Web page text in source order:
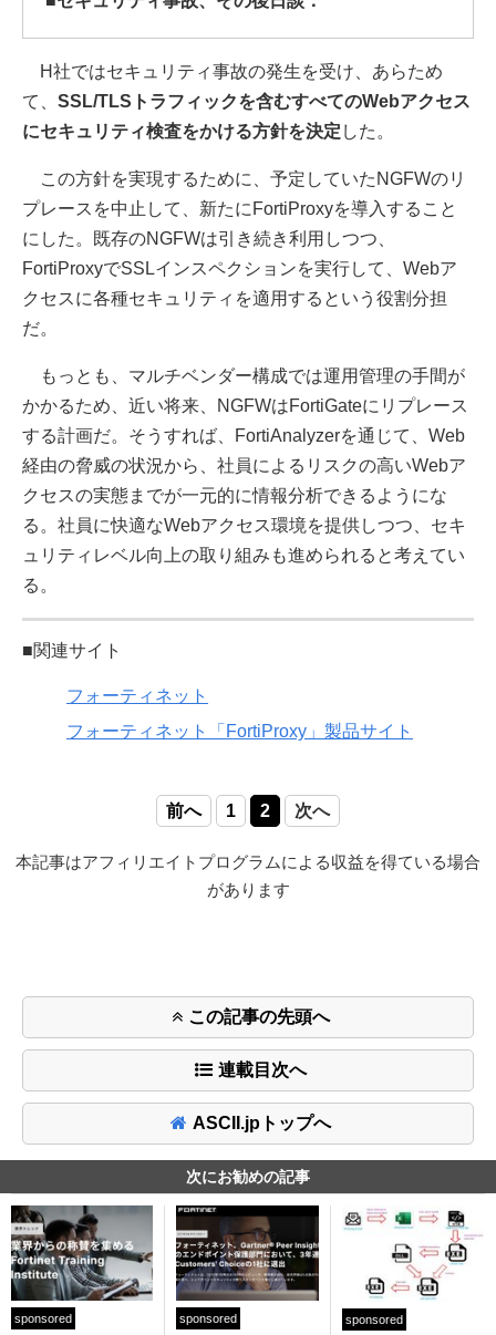
H社ではセキュリティ事故の発生を受け、あらため
て、 SSL/TLSトラフィックを含むすべてのWebアクセス
にセキュリティ検査をかける方針を決定 した。
この方針を実現するために、予定していたNGFWのリ
プレースを中止して、新たにFortiProxyを導入すること
にした。既存のNGFWは引き続き利用しつつ、
FortiProxyでSSLインスペクションを実行して、Webア
クセスに各種セキュリティを適用するという役割分担
だ。
もっとも、マルチベンダー構成では運用管理の手間が
かかるため、近い将来、NGFWはFortiGateにリプレース
する計画だ。そうすれば、FortiAnalyzerを通じて、Web
経由の脅威の状況から、社員によるリスクの高いWebア
クセスの実態までが一元的に情報分析できるようにな
る。社員に快適なWebアクセス環境を提供しつつ、セキ
ュリティレベル向上の取り組みも進められると考えてい
る。
■関連サイト
フォーティネット
フォーティネット「FortiProxy」製品サイト
前へ 1 2 次へ
本記事はアフィリエイトプログラムによる収益を得ている場合
があります
この記事の先頭へ
連載目次へ
ASCII.jpトップへ
次にお勧めの記事
sponsored sponsored sponsored